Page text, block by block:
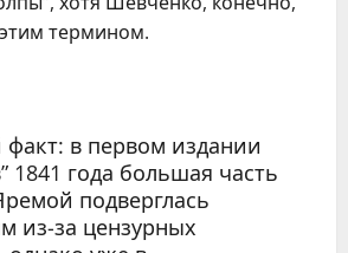
термином.
в первом издании
1841 года большая часть
подверглась
из-за цензурных